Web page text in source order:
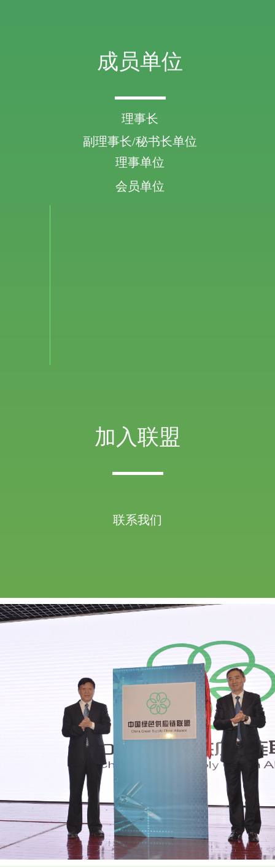
成员单位
会员单位
理事单位
副理事长/秘书长单位
理事长
加入联盟
联系我们